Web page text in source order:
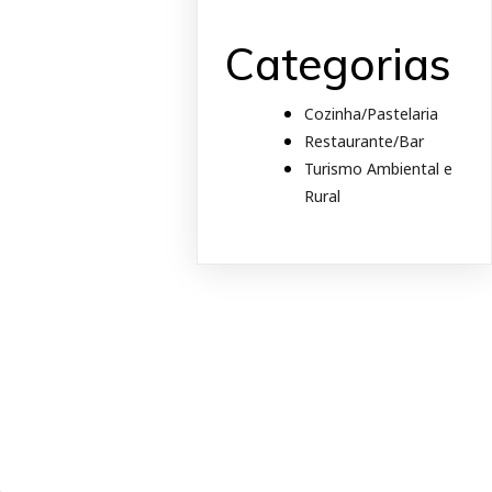
Categorias
Cozinha/Pastelaria
Restaurante/Bar
Turismo Ambiental e
Rural